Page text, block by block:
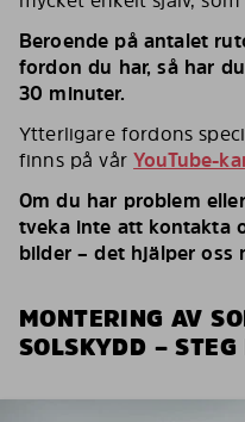
Beroende på antalet
fordon du har, så har
30 minuter.
Ytterligare fordons
finns på vårYouTube-
Om du har problem
tveka inte att kontakta
bilder – det hjälper oss
MONTERING AV
SOLSKYDD – STEG